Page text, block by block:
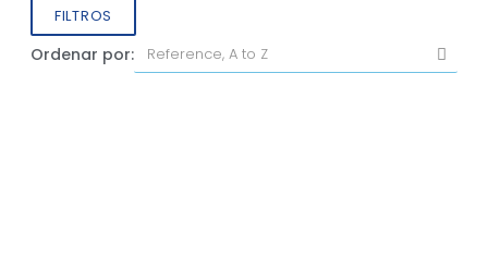
FILTROS
Ordenar por: